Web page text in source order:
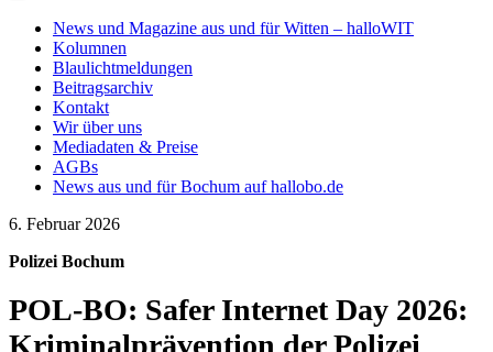
News und Magazine aus und für Witten – halloWIT
Kolumnen
Blaulichtmeldungen
Beitragsarchiv
Kontakt
Wir über uns
Mediadaten & Preise
AGBs
News aus und für Bochum auf hallobo.de
6. Februar 2026
Polizei Bochum
POL-BO: Safer Internet Day 2026:
Kriminalprävention der Polizei